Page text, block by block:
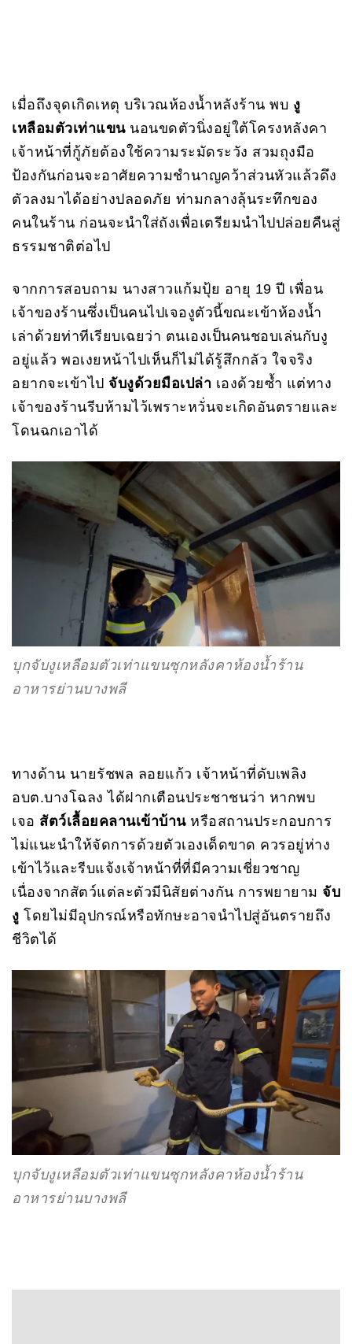
เมื่อถึงจุดเกิดเหตุ บริเวณห้องน้ำหลังร้าน พบ งู
เหลือมตัวเท่าแขนนอนขดตัวนิ่งอยู่ใต้โครงหลังคา
เจ้าหน้าที่กู้ภัยต้องใช้ความระมัดระวัง สวมถุงมือ
ป้องกันก่อนจะอาศัยความชำนาญคว้าส่วนหัวแล้วดึง
ตัวลงมาได้อย่างปลอดภัย ท่ามกลางลุ้นระทึกของ
คนในร้าน ก่อนจะนำใส่ถังเพื่อเตรียมนำไปปล่อยคืนสู่
ธรรมชาติต่อไป
จากการสอบถาม นางสาวแก้มปุ้ย อายุ 19 ปี เพื่อน
เจ้าของร้านซึ่งเป็นคนไปเจองูตัวนี้ขณะเข้าห้องน้ำ
เล่าด้วยท่าทีเรียบเฉยว่า ตนเองเป็นคนชอบเล่นกับงู
อยู่แล้ว พอเงยหน้าไปเห็นก็ไม่ได้รู้สึกกลัว ใจจริง
อยากจะเข้าไป จับงูด้วยมือเปล่า เองด้วยซ้ำ แต่ทาง
เจ้าของร้านรีบห้ามไว้เพราะหวั่นจะเกิดอันตรายและ
โดนฉกเอาได้
บุกจับงูเหลือมตัวเท่าแขนซุกหลังคาห้องน้ำร้าน
อาหารย่านบางพลี
ทางด้าน นายรัชพล ลอยแก้ว เจ้าหน้าที่ดับเพลิง
อบต.บางโฉลง ได้ฝากเตือนประชาชนว่า หากพบ
เจอ สัตว์เลื้อยคลานเข้าบ้านหรือสถานประกอบการ
ไม่แนะนำให้จัดการด้วยตัวเองเด็ดขาด ควรอยู่ห่าง
เข้าไว้และรีบแจ้งเจ้าหน้าที่ที่มีความเชี่ยวชาญ
เนื่องจากสัตว์แต่ละตัวมีนิสัยต่างกัน การพยายาม จับ
งู โดยไม่มีอุปกรณ์หรือทักษะอาจนำไปสู่อันตรายถึง
ชีวิตได้
บุกจับงูเหลือมตัวเท่าแขนซุกหลังคาห้องน้ำร้าน
อาหารย่านบางพลี